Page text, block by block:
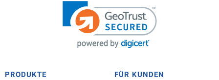
PRODUKTE FÜR KUNDEN